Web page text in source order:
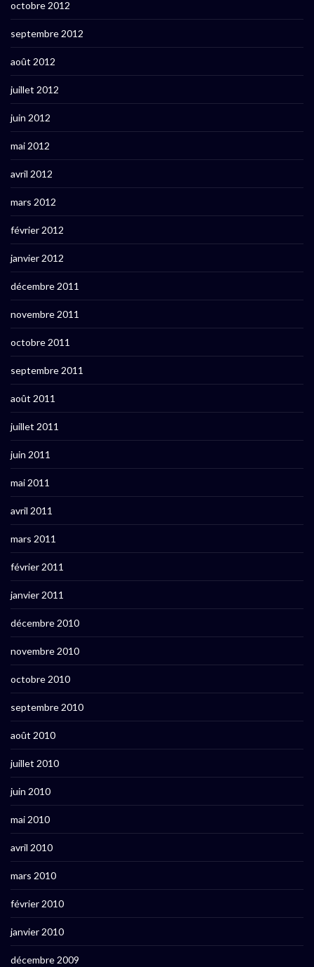
octobre 2012
septembre 2012
août 2012
juillet 2012
juin 2012
mai 2012
avril 2012
mars 2012
février 2012
janvier 2012
décembre 2011
novembre 2011
octobre 2011
septembre 2011
août 2011
juillet 2011
juin 2011
mai 2011
avril 2011
mars 2011
février 2011
janvier 2011
décembre 2010
novembre 2010
octobre 2010
septembre 2010
août 2010
juillet 2010
juin 2010
mai 2010
avril 2010
mars 2010
février 2010
janvier 2010
décembre 2009